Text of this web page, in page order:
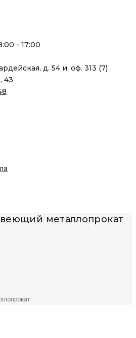
- 17:00
д. 54 и, оф. 313 (7)
43
металлопрокат